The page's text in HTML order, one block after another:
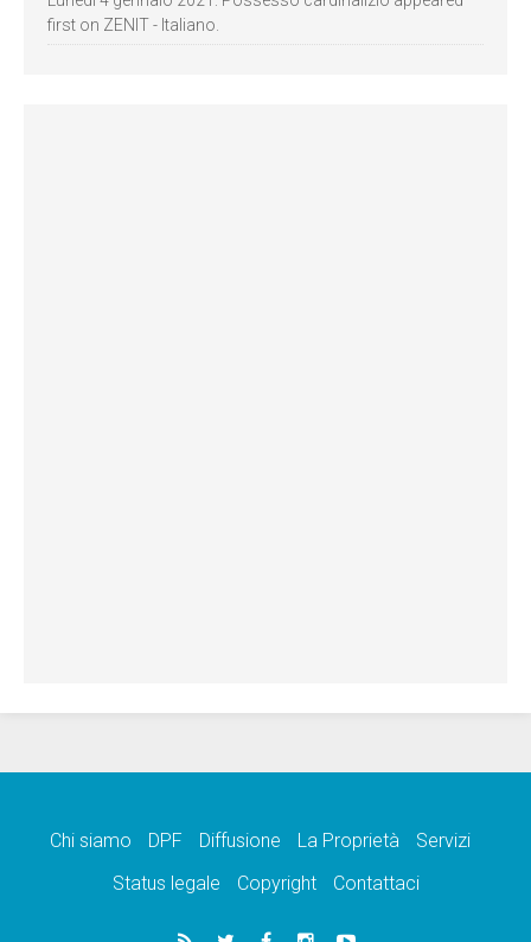
first on ZENIT - Italiano.
Chi siamo DPF Diffusione La Proprietà
Servizi
Status legale
Copyright Contattaci